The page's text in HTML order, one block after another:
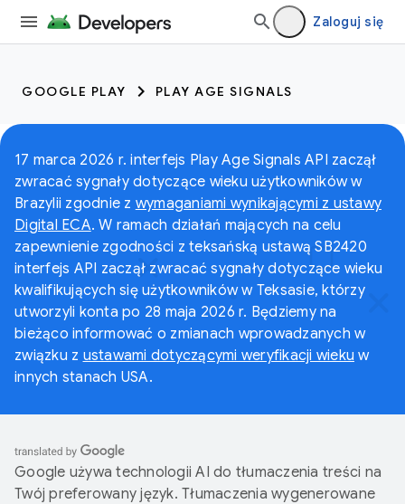
Zaloguj się
GOOGLE PLAY PLAY AGE SIGNALS
17 marca 2026 r. interfejs Play Age Signals API zaczął
zwracać sygnały dotyczące wieku użytkowników w
Brazylii zgodnie z wymaganiami wynikającymi z ustawy
Digital ECA. W ramach działań mających na celu
zapewnienie zgodności z teksańską ustawą SB2420
interfejs API zaczął zwracać sygnały dotyczące wieku
kwalifikujących się użytkowników w Teksasie, którzy
utworzyli konta po 28 maja 2026 r. Będziemy na
bieżąco informować o zmianach wprowadzanych w
związku z ustawami dotyczącymi weryfikacji wieku w
innych stanach USA.
Google używa technologii AI do tłumaczenia treści na
Twój preferowany język. Tłumaczenia wygenerowane